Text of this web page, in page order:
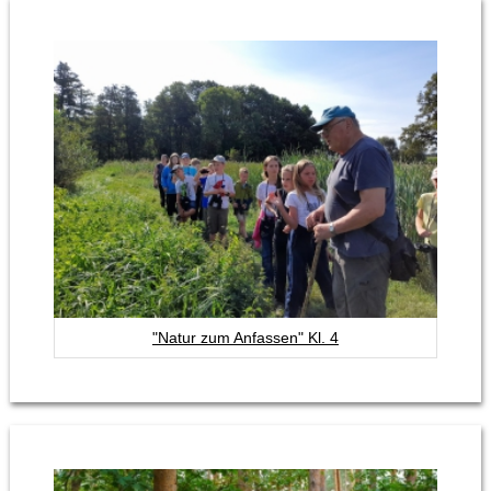
"Natur zum Anfassen" Kl. 4